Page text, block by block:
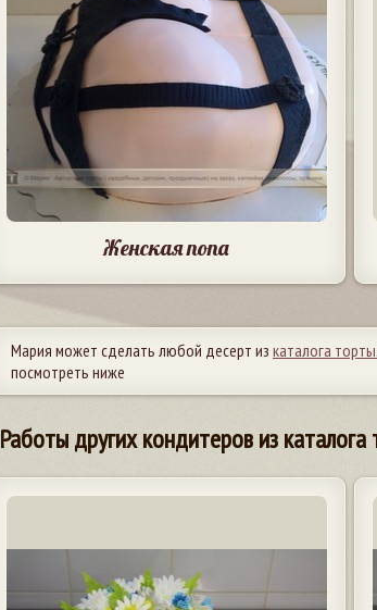
Женская попа
Мария может сделать любой десерт из каталога
посмотреть ниже
Работы других кондитеров из